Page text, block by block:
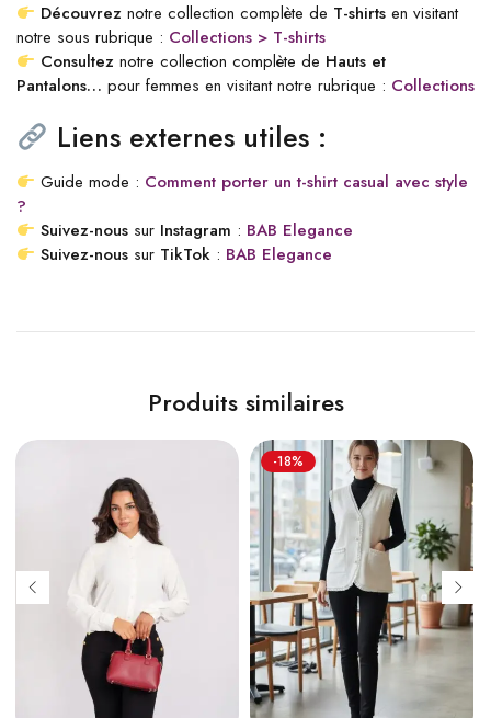
Découvrez notre collection complète de T-shirts en visitant
notre sous rubrique : Collections > T-shirts
Consultez notre collection complète de Hauts et
Pantalons… pour femmes en visitant notre rubrique : Collections
Liens externes utiles :
Guide mode : Comment porter un t-shirt casual avec style
?
Suivez-nous sur Instagram : BAB Elegance
Suivez-nous sur TikTok : BAB Elegance
Produits similaires
-18%